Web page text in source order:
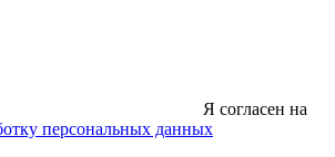
Я согласен на
персональных данных